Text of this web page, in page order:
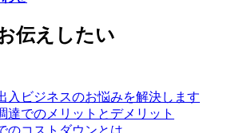
伝えしたい
入ビジネスのお悩みを解決します
達でのメリットとデメリット
のコストダウンとは